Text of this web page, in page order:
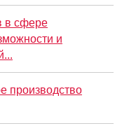
в сфере
и
производство